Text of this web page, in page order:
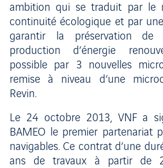
ambition qui se traduit par le
continuité écologique et par
garantir la préservation de
production d’énergie
possible par 3 nouvelles
remise à niveau d’une
Revin.
Le 24 octobre 2013, VNF a
BAMEO le premier partenariat
navigables. Ce contrat d’une
ans de travaux à partir de